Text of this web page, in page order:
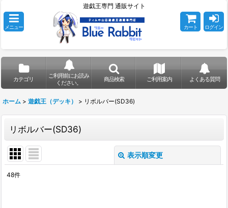
遊戯王専門 通販サイト
メニュー カート ログイン
カテゴリ
ご利用前にお読み
ください。
商品検索 ご利用案内 よくある質問
ホーム > 遊戯王（デッキ） > リボルバー(SD36)
リボルバー(SD36)
表示順変更
48件